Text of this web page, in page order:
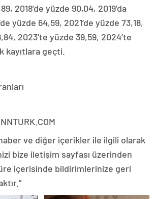
2018’de yüzde 90,04, 2019’da
yüzde 64,59, 2021’de yüzde 73,18,
2023’te yüzde 39,59, 2024’te
kayıtlara geçti.
ve diğer içerikler ile ilgili olarak
bize iletişim sayfası üzerinden
içerisinde bildirimlerinize geri